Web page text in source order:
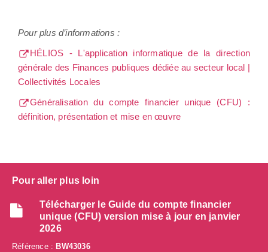
Pour plus d’informations :
HÉLIOS - L'application informatique de la direction
générale des Finances publiques dédiée au secteur local |
Collectivités Locales
Généralisation du compte financier unique (CFU) :
définition, présentation et mise en œuvre
Pour aller plus loin
Télécharger le Guide du compte financier
unique (CFU) version mise à jour en janvier
2026
Référence : BW43036